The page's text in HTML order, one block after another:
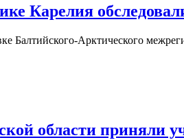
Карелия
Арктического
области приняли